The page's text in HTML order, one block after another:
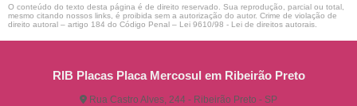
O conteúdo do texto desta página é de direito reservado. Sua reprodução, parcial ou total,
mesmo citando nossos links, é proibida sem a autorização do autor. Crime de violação de
direito autoral – artigo 184 do Código Penal – Lei 9610/98 - Lei de direitos autorais
RIB Placas Placa Mercosul em Ribeirão Preto
Rua Castro Alves, 244 - Ribeirão Preto - SP